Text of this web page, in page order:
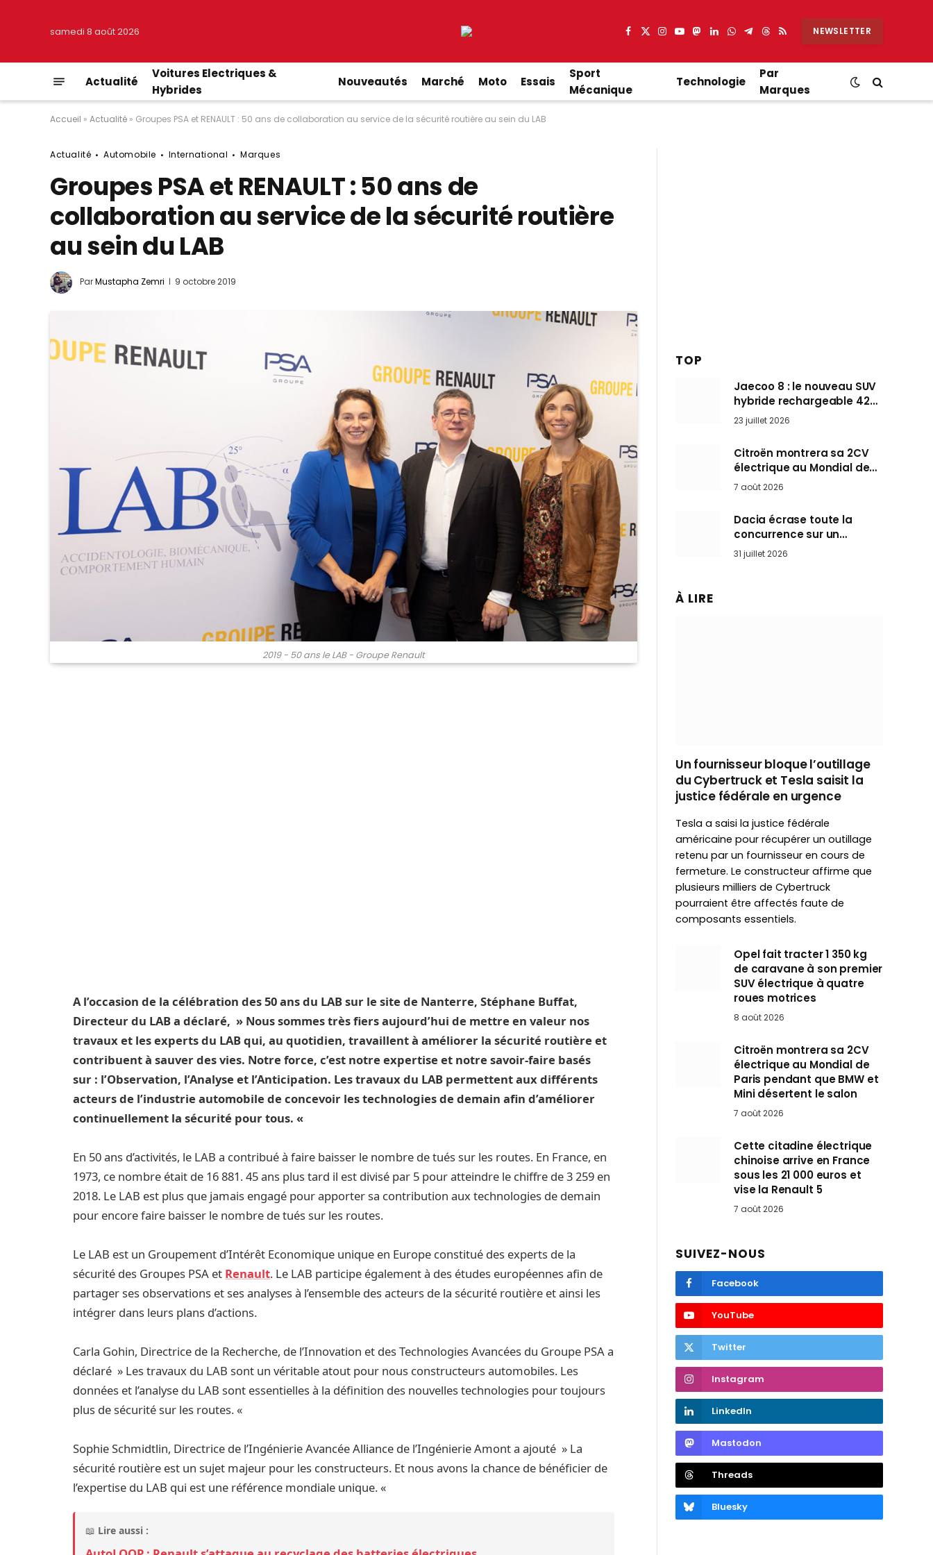
samedi 8 août 2026 Facebook
X
Instagram
YouTube
Mastodon
LinkedIn
WhatsApp
Partager
Telegram
Threads
RSS NEWSLETTER
Actualité
Voitures Electriques &
Hybrides
Nouveautés Marché Moto Essais
Sport
Mécanique
Technologie
Par
Marques
Accueil » Actualité » Groupes PSA et RENAULT : 50 ans de collaboration au service de la sécurité routière au sein du LAB
Actualité Automobile International Marques
Groupes PSA et RENAULT : 50 ans de
collaboration au service de la sécurité routière
au sein du LAB
ParMustapha Zemri 9 octobre 2019
2019 - 50 ans le LAB - Groupe Renault
A l’occasion de la célébration des 50 ans du LAB sur le site de Nanterre, Stéphane Buffat,
Directeur du LAB a déclaré, » Nous sommes très fiers aujourd’hui de mettre en valeur nos
travaux et les experts du LAB qui, au quotidien, travaillent à améliorer la sécurité routière et
contribuent à sauver des vies. Notre force, c’est notre expertise et notre savoir-faire basés
sur : l’Observation, l’Analyse et l’Anticipation. Les travaux du LAB permettent aux différents
acteurs de l’industrie automobile de concevoir les technologies de demain afin d’améliorer
continuellement la sécurité pour tous. «
En 50 ans d’activités, le LAB a contribué à faire baisser le nombre de tués sur les routes. En France, en
1973, ce nombre était de 16 881. 45 ans plus tard il est divisé par 5 pour atteindre le chiffre de 3 259 en
2018. Le LAB est plus que jamais engagé pour apporter sa contribution aux technologies de demain
pour encore faire baisser le nombre de tués sur les routes.
Le LAB est un Groupement d’Intérêt Economique unique en Europe constitué des experts de la
sécurité des Groupes PSA et Renault. Le LAB participe également à des études européennes afin de
partager ses observations et ses analyses à l’ensemble des acteurs de la sécurité routière et ainsi les
intégrer dans leurs plans d’actions.
Carla Gohin, Directrice de la Recherche, de l’Innovation et des Technologies Avancées du Groupe PSA a
déclaré » Les travaux du LAB sont un véritable atout pour nous constructeurs automobiles. Les
données et l’analyse du LAB sont essentielles à la définition des nouvelles technologies pour toujours
plus de sécurité sur les routes. «
Sophie Schmidtlin, Directrice de l’Ingénierie Avancée Alliance de l’Ingénierie Amont a ajouté » La
sécurité routière est un sujet majeur pour les constructeurs. Et nous avons la chance de bénéficier de
l’expertise du LAB qui est une référence mondiale unique. «
📖 Lire aussi :
TOP
Jaecoo 8 : le nouveau SUV
hybride rechargeable 428
ch qui vise l’Audi Q7 arrive
en Europe cet automne
23 juillet 2026
Citroën montrera sa 2CV
électrique au Mondial de
Paris pendant que BMW et
7 août 2026
Dacia écrase toute la
concurrence sur un
marché où personne ne
l’attendait
31 juillet 2026
À LIRE
Un fournisseur bloque l’outillage
du Cybertruck et Tesla saisit la
justice fédérale en urgence
Tesla a saisi la justice fédérale
américaine pour récupérer un outillage
retenu par un fournisseur en cours de
fermeture. Le constructeur affirme que
plusieurs milliers de Cybertruck
pourraient être affectés faute de
composants essentiels.
Opel fait tracter 1 350 kg
de caravane à son premier
SUV électrique à quatre
roues motrices
8 août 2026
Citroën montrera sa 2CV
électrique au Mondial de
Paris pendant que BMW et
Mini désertent le salon
7 août 2026
Cette citadine électrique
chinoise arrive en France
sous les 21 000 euros et
vise la Renault 5
7 août 2026
SUIVEZ-NOUS
Facebook
YouTube
Twitter
Instagram
LinkedIn
Mastodon
Threads
Bluesky